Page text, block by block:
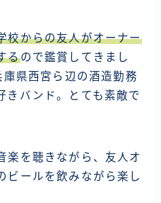
校からの友人がオーナー
るので鑑賞してきまし
庫県西宮ら辺の酒造勤務
きバンド。とても素敵で
楽を聴きながら、友人オ
ビールを飲みながら楽し